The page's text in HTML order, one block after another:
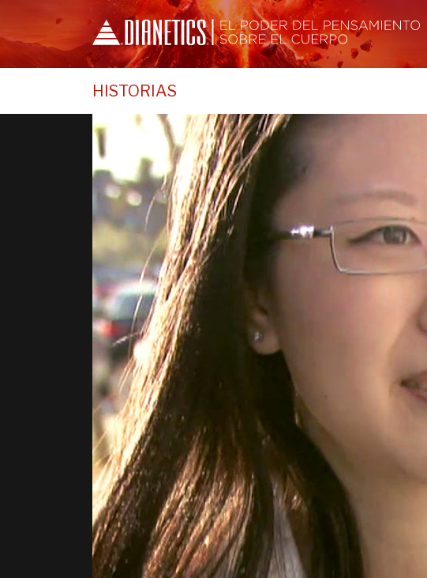
HISTORIAS